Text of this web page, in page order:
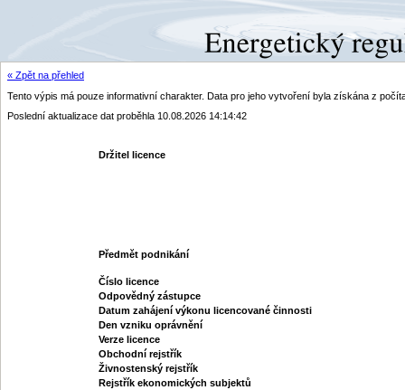
« Zpět na přehled
Tento výpis má pouze informativní charakter. Data pro jeho vytvoření byla získána z
Poslední aktualizace dat proběhla 10.08.2026 14:14:42
Držitel licence
Předmět podnikání
Číslo licence
Odpovědný zástupce
Datum zahájení výkonu licencované činnosti
Den vzniku oprávnění
Verze licence
Obchodní rejstřík
Živnostenský rejstřík
Rejstřík ekonomických subjektů